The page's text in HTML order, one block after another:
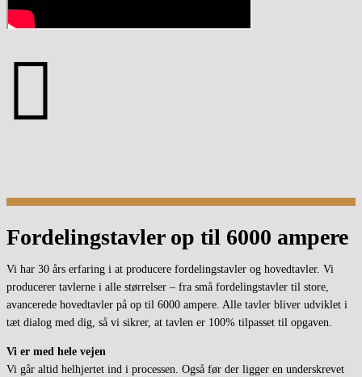
Fordelingstavler op til 6000 ampere
Vi har 30 års erfaring i at producere fordelingstavler og hovedtavler. Vi
producerer tavlerne i alle størrelser – fra små fordelingstavler til store,
avancerede hovedtavler på op til 6000 ampere. Alle tavler bliver udviklet i
tæt dialog med dig, så vi sikrer, at tavlen er 100% tilpasset til opgaven.
Vi er med hele vejen
Vi går altid helhjertet ind i processen. Også før der ligger en underskrevet